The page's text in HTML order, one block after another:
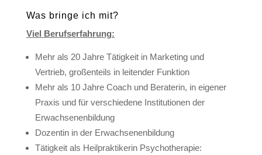
Was bringe ich mit?
Viel Berufserfahrung:
Mehr als 20 Jahre Tätigkeit in Marketing und
Vertrieb, großenteils in leitender Funktion
Mehr als 10 Jahre Coach und Beraterin, in eigener
Praxis und für verschiedene Institutionen der
Erwachsenenbildung
Dozentin in der Erwachsenenbildung
Tätigkeit als Heilpraktikerin Psychotherapie: